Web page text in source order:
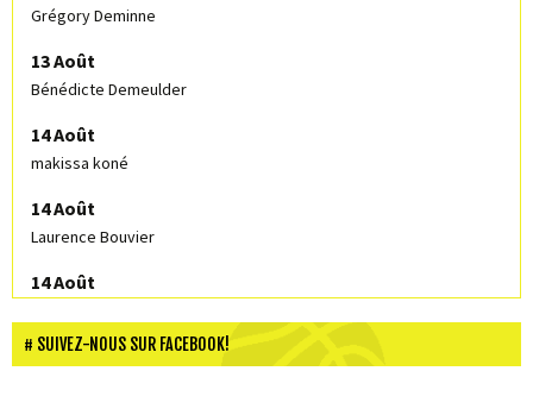
Grégory Deminne
13 Août
Bénédicte Demeulder
14 Août
makissa koné
14 Août
Laurence Bouvier
14 Août
15 Août
SUIVEZ-NOUS SUR FACEBOOK!